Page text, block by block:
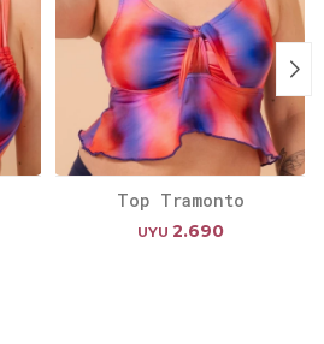
Top Tramonto
UYU 2.690